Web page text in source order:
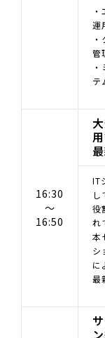
運
管
テ
16:30
～
16:50
IT
役
れ
本
シ
に
最